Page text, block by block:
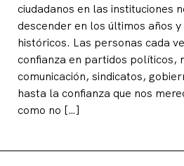
ciudadanos en las instituciones
descender en los últimos años
históricos. Las personas cada
confianza en partidos políticos,
comunicación, sindicatos,
hasta la confianza que nos
como no […]